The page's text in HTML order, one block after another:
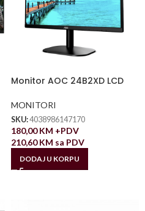
Monitor AOC 24B2XD LCD
MONITORI
SKU:4038986147170
180,00KM +PDV
210,60KM sa PDV
DODAJ U KORPU